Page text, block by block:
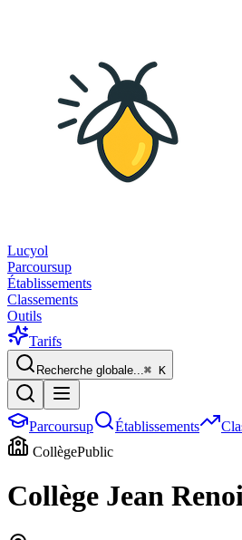
Lucyol
Parcoursup
Établissements
Classements
Outils
Tarifs
Recherche globale...⌘ K
Parcoursup Établissements
CollègePublic
Collège Jean